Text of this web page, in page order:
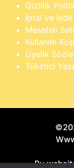
Gizlilik
İptal ve İade
Mesafeli
Kullanım
Üyelik
Tüketici
Bu